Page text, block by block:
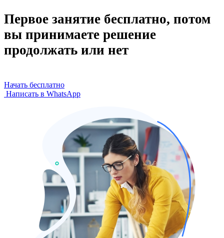
Первое занятие бесплатно, потом
вы принимаете решение
продолжать или нет
Начать бесплатно
Написать в WhatsApp